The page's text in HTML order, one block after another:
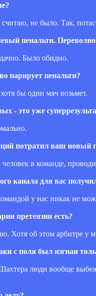
считаю, не было. Так,
пенальти.
Было обидно.
парирует пенальти?
бы один мяч возьмет.
- это уже
потратил ваш новый
в команде,
канала для вас
у нас никак не
претензии есть?
Хотя об этом арбитре у
с поля был изгнан
люди вообще